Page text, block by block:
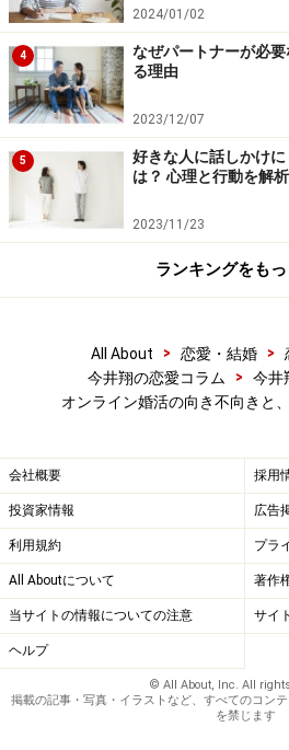
2.比較的低予算でできる
オンライン婚活のほとんどが月
り3000円～という価格帯から始
気軽に利用ができます。価格帯
機能が充実していたり、登録で
いきます。
オンラインでは聞きにくいこと
よって表示される異性のプロフ
「こんなのわがままかな？」と
もいえます。
4.多くの人にアプローチできる
もしもあなたが特定の相手にフ
お相手は沢山います。毎日会員
例えこれまでの会員の全てがダ
ンスはまだまだあるのです。初
ッセージについても、一度に沢
ます。良い反応を返してくれた
2024/01/02
4
なぜパートナーが必
る理由
2023/12/07
5
好きな人に話しかけ
は？ 心理と行動を解析
2023/11/23
ランキングをも
All About > 恋愛・結婚 >
今井翔の恋愛コラム
> 今井
オンライン婚活の向き不向きと
会社概要 採用
投資家情報 広告
利用規約 プラ
All Aboutについて 著作
当サイトの情報についての注意 サイ
ヘルプ
© All About, Inc. All
掲載の記事・写真・イラストなど、すべてのコン
を禁じます